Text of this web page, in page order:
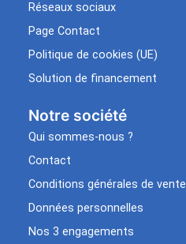
Réseaux sociaux
Page Contact
Politique de cookies (UE)
Solution de financement
Notre société
Qui sommes-nous ?
Contact
Conditions générales de vente
Données personnelles
Nos 3 engagements